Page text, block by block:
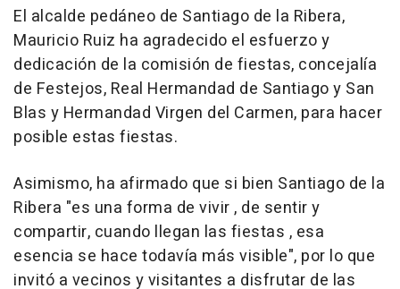
El alcalde pedáneo de Santiago de la Ribera,
Mauricio Ruiz ha agradecido el esfuerzo y
dedicación de la comisión de fiestas, concejalía
de Festejos, Real Hermandad de Santiago y San
Blas y Hermandad Virgen del Carmen, para hacer
posible estas fiestas.
Asimismo, ha afirmado que si bien Santiago de la
Ribera "es una forma de vivir , de sentir y
compartir, cuando llegan las fiestas , esa
esencia se hace todavía más visible", por lo que
invitó a vecinos y visitantes a disfrutar de las